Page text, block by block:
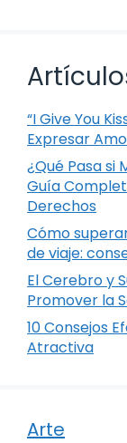
“I Give You
Expresar
¿Qué Pasa si
Guía
Derechos
Cómo
de viaje:
El Cerebro y
Promover la
10 Consejos
Atractiva
Arte